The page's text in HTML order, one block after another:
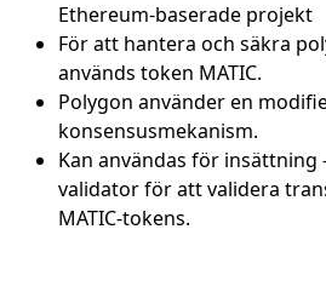
Ethereum-baserade projekt
För att hantera och säkra
används token MATIC.
Polygon använder en
konsensusmekanism.
Kan användas för insättning
validator för att validera
MATIC-tokens.